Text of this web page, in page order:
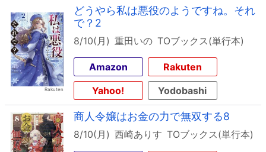
どうやら私は悪役のようですね。それ
で？2
8/10(月) 重田いの TOブックス(単行本)
Amazon
Rakuten
Yahoo!
Yodobashi
商人令嬢はお金の力で無双する8
8/10(月) 西崎ありす TOブックス(単行本)